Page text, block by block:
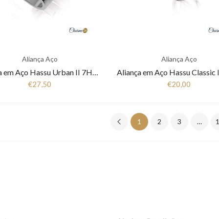
Aliança Aço
Aliança em Aço Hassu Urban II 7HSS-SET05
€27,50
Aliança Aço
€20,00
1 2 3 …